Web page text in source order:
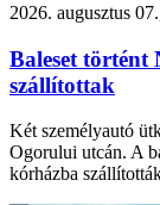
2026. augusztus
Baleset történt
szállítottak
Két személyautó
Ogorului utcán. A
kórházba